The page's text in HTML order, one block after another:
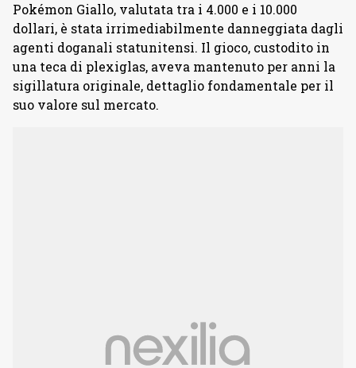
Pokémon Giallo, valutata tra i 4.000 e i 10.000
dollari, è stata irrimediabilmente danneggiata dagli
agenti doganali statunitensi. Il gioco, custodito in
una teca di plexiglas, aveva mantenuto per anni la
sigillatura originale, dettaglio fondamentale per il
suo valore sul mercato.